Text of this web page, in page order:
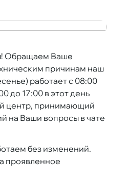
Обращаем Ваше
причинам наш
работает с 08:00
до 17:00 в этот день
центр, принимающий
на Ваши вопросы в чате
без изменений.
проявленное